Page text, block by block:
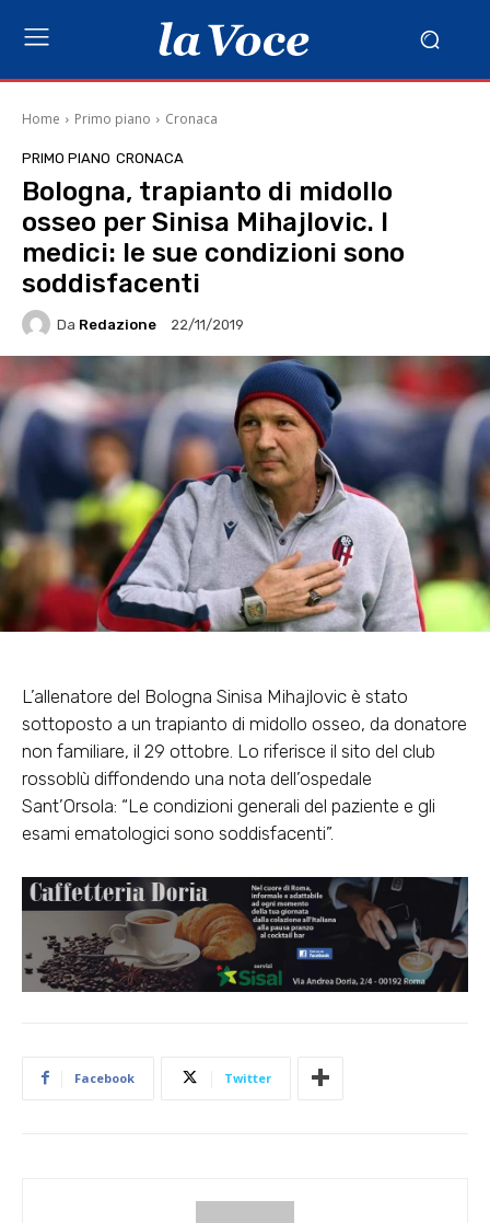
Home Primo piano Cronaca
PRIMO PIANO CRONACA
Bologna, trapianto di midollo
osseo per Sinisa Mihajlovic. I
medici: le sue condizioni sono
soddisfacenti
Da Redazione 22/11/2019
L’allenatore del Bologna Sinisa Mihajlovic è stato
sottoposto a un trapianto di midollo osseo, da donatore
non familiare, il 29 ottobre. Lo riferisce il sito del club
rossoblù diffondendo una nota dell’ospedale
Sant’Orsola: “Le condizioni generali del paziente e gli
esami ematologici sono soddisfacenti”.
Facebook Twitter